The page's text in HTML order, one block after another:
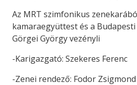
Az MRT szimfonikus
kamaraegyüttest és a
Görgei György vezényli
-Karigazgató: Szekeres Ferenc
-Zenei rendező: Fodor Zsigmond